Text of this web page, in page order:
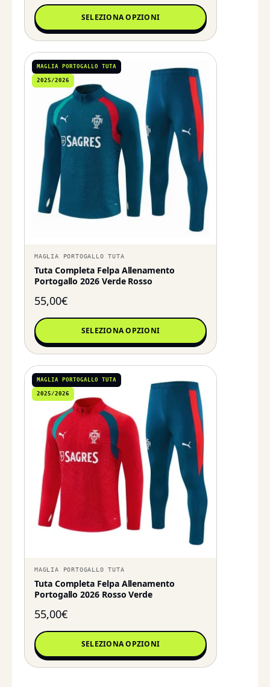
SELEZIONA OPZIONI
MAGLIA PORTOGALLO TUTA
2025/2026
MAGLIA PORTOGALLO TUTA
Tuta Completa Felpa Allenamento
Portogallo 2026 Verde Rosso
55,00€
SELEZIONA OPZIONI
MAGLIA PORTOGALLO TUTA
2025/2026
MAGLIA PORTOGALLO TUTA
Tuta Completa Felpa Allenamento
Portogallo 2026 Rosso Verde
55,00€
SELEZIONA OPZIONI